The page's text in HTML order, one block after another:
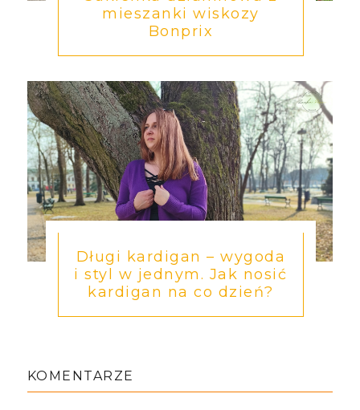
mieszanki wiskozy
Bonprix
Długi kardigan – wygoda
i styl w jednym. Jak nosić
kardigan na co dzień?
KOMENTARZE